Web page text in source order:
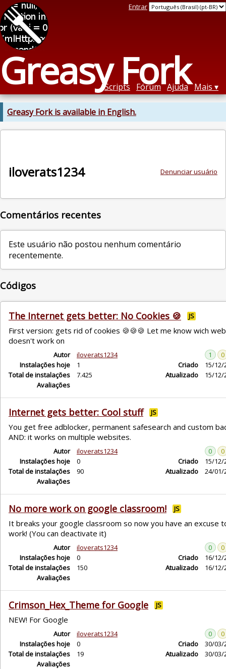
Greasy Fork
Entrar
Scripts Fórum Ajuda Mais
Greasy Fork is available in English.
Denunciar usuário
iloverats1234
Comentários recentes
Este usuário não postou nenhum comentário
recentemente.
Códigos
The Internet gets better: No Cookies 🍪 JS
First version: gets rid of cookies 🍪🍪🍪 Let me know wich
doesn't work on
Autor
iloverats1234
Instalações hoje
1
Total de instalações
7.425
Avaliações
1
0
Criado
15/12/
Atualizado
15/12/
Internet gets better: Cool stuff JS
You get free adblocker, permanent safesearch and custom
AND: it works on multiple websites.
Autor
iloverats1234
Instalações hoje
0
Total de instalações
90
Avaliações
0
0
Criado
15/12/
Atualizado
24/01/
No more work on google classroom! JS
It breaks your google classroom so now you have an excuse
work! (You can deactivate it)
Autor
iloverats1234
Instalações hoje
0
Total de instalações
150
Avaliações
0
0
Criado
16/12/
Atualizado
16/12/
Crimson_Hex_Theme for Google JS
NEW! For Google
Autor
iloverats1234
Instalações hoje
0
Total de instalações
19
Avaliações
0
0
Criado
30/03/
Atualizado
30/03/